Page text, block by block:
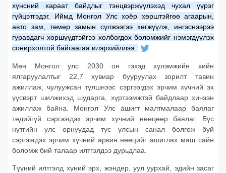
хүнсний хараат байдлыг тэнцвэржүүлэхэд чухал үүрэг
гүйцэтгэдэг. Иймд Монгол Улс хоёр хөрштэйгөө агаарын,
авто зам, төмөр замын сүлжээгээ хөгжүүлж, ингэснээрээ
гуравдагч хөршүүдтэйгээ холбогдох боломжийг нэмэгдүүлэх
сонирхолтой байгаагаа илэрхийллээ.
Мөн Монгол улс 2030 он гэхэд хүлэмжийн хийн
ялгаруулалтыг 22,7 хувиар бууруулах зорилт тавин
ажиллаж, чулуужсан түлшнээс сэргээгдэх эрчим хүчний эх
үүсвэрт шилжихэд шударга, хүртээмжтэй байдлаар хичээн
ажиллаж байна. Монгол Улс ашигт малтмалаар баялаг
төдийгүй сэргээгдэх эрчим хүчний нөөцөөр баялаг. Бүс
нутгийн улс орнуудад тус улсын санал болгож буй
сэргээгдэх эрчим хүчний арвин нөөцийг ашиглах маш сайн
боломж бий талаар илтгэлдээ дурьдлаа.
Түүний илтгэлд хүний эрх, жэндер, уул уурхай, эдийн засаг